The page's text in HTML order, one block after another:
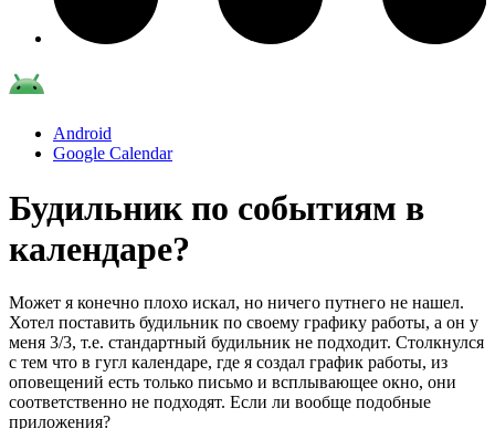
Android
Google Calendar
Будильник по событиям в
календаре?
Может я конечно плохо искал, но ничего путнего не нашел.
Хотел поставить будильник по своему графику работы, а он у
меня 3/3, т.е. стандартный будильник не подходит. Столкнулся
с тем что в гугл календаре, где я создал график работы, из
оповещений есть только письмо и всплывающее окно, они
соответственно не подходят. Если ли вообще подобные
приложения?